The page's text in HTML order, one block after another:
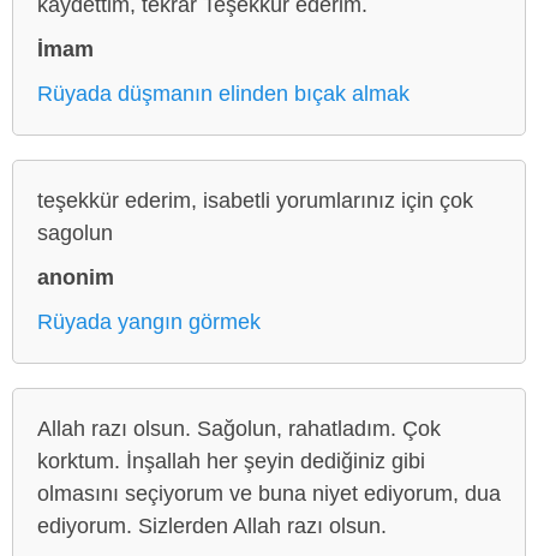
İmam
Rüyada düşmanın elinden bıçak almak
teşekkür ederim, isabetli yorumlarınız için çok
sagolun
anonim
Rüyada yangın görmek
Allah razı olsun. Sağolun, rahatladım. Çok
korktum. İnşallah her şeyin dediğiniz gibi
olmasını seçiyorum ve buna niyet ediyorum, dua
ediyorum. Sizlerden Allah razı olsun.